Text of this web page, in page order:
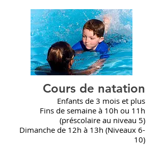
Cours de natation
Enfants de 3 mois et plus
Fins de semaine à 10h ou 11h
(préscolaire au niveau 5)
Dimanche de 12h à 13h (Niveaux 6-
10)